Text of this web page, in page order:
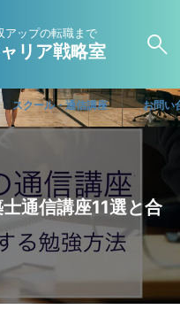
アップの転職まで
リア戦略室
スクール・通信講座 お問い
通信講座11選と合